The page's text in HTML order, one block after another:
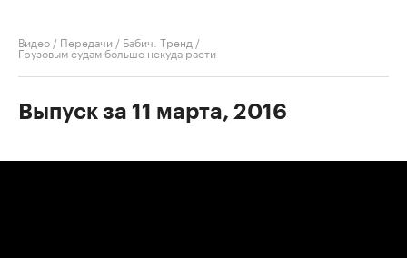
Видео / Передачи / Бабич. Тренд /
Грузовым судам больше некуда расти
Выпуск за 11 марта, 2016